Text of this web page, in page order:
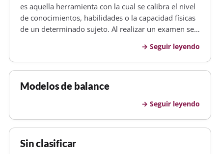
es aquella herramienta con la cual se calibra el nivel
de conocimientos, habilidades o la capacidad físicas
de un determinado sujeto. Al realizar un examen se
realizar una actividad. Los tipos de examenes que
existen se…
Seguir leyendo
Modelos de balance
Seguir leyendo
Sin clasificar